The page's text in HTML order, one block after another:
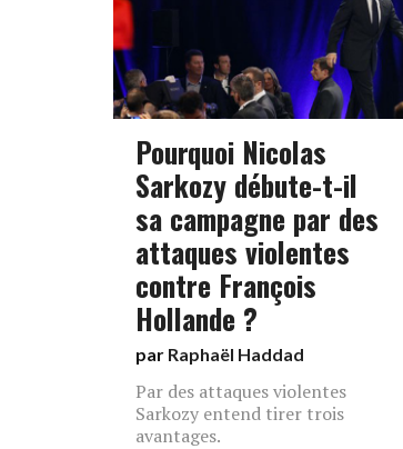
Pourquoi Nicolas
Sarkozy débute-t-il
sa campagne par des
attaques violentes
contre François
Hollande ?
par Raphaël Haddad
Par des attaques violentes
Sarkozy entend tirer trois
avantages.